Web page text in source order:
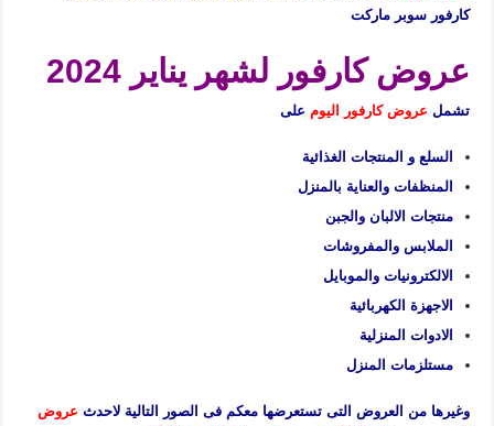
كارفور سوبر ماركت
عروض كارفور لشهر يناير 2024
تشمل عروض كارفور اليومعلى
السلع و المنتجات الغذائية
المنظفات والعناية بالمنزل
منتجات الالبان والجبن
الملابس والمفروشات
الالكترونيات والموبايل
الاجهزة الكهربائية
الادوات المنزلية
مستلزمات المنزل
وغيرها من العروض التى تستعرضها معكم فى الصور التالية لاحدث عروض